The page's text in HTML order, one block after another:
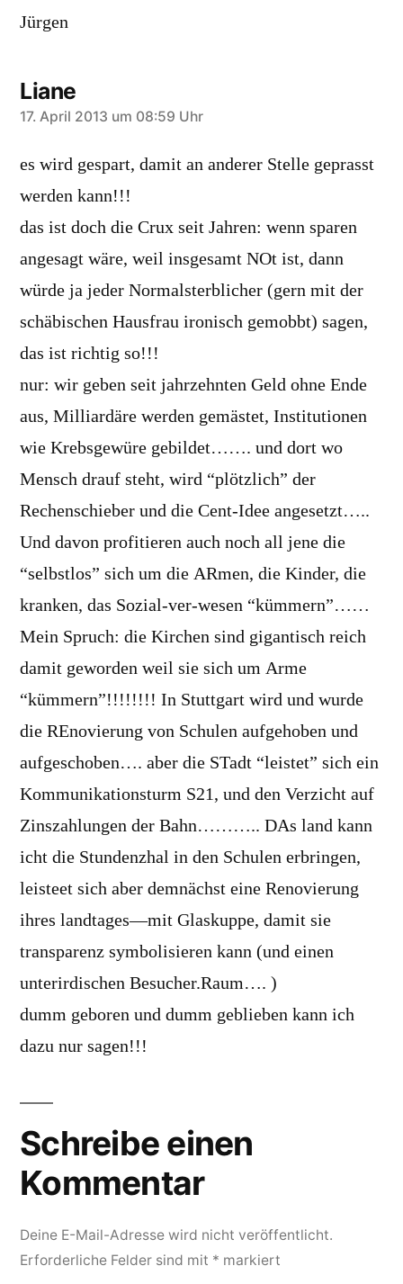
Jürgen
Liane
sagt:
17. April 2013 um 08:59 Uhr
es wird gespart, damit an anderer Stelle geprasst
werden kann!!!
das ist doch die Crux seit Jahren: wenn sparen
angesagt wäre, weil insgesamt NOt ist, dann
würde ja jeder Normalsterblicher (gern mit der
schäbischen Hausfrau ironisch gemobbt) sagen,
das ist richtig so!!!
nur: wir geben seit jahrzehnten Geld ohne Ende
aus, Milliardäre werden gemästet, Institutionen
wie Krebsgewüre gebildet……. und dort wo
Mensch drauf steht, wird “plötzlich” der
Rechenschieber und die Cent-Idee angesetzt…..
Und davon profitieren auch noch all jene die
“selbstlos” sich um die ARmen, die Kinder, die
kranken, das Sozial-ver-wesen “kümmern”……
Mein Spruch: die Kirchen sind gigantisch reich
damit geworden weil sie sich um Arme
“kümmern”!!!!!!!! In Stuttgart wird und wurde
die REnovierung von Schulen aufgehoben und
aufgeschoben…. aber die STadt “leistet” sich ein
Kommunikationsturm S21, und den Verzicht auf
Zinszahlungen der Bahn……….. DAs land kann
icht die Stundenzhal in den Schulen erbringen,
leisteet sich aber demnächst eine Renovierung
ihres landtages—mit Glaskuppe, damit sie
transparenz symbolisieren kann (und einen
unterirdischen Besucher.Raum…. )
dumm geboren und dumm geblieben kann ich
dazu nur sagen!!!
Schreibe einen
Kommentar
Deine E-Mail-Adresse wird nicht veröffentlicht.
Erforderliche Felder sind mit * markiert